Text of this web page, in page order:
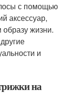
с помощью
аксессуар,
образу жизни.
и
на